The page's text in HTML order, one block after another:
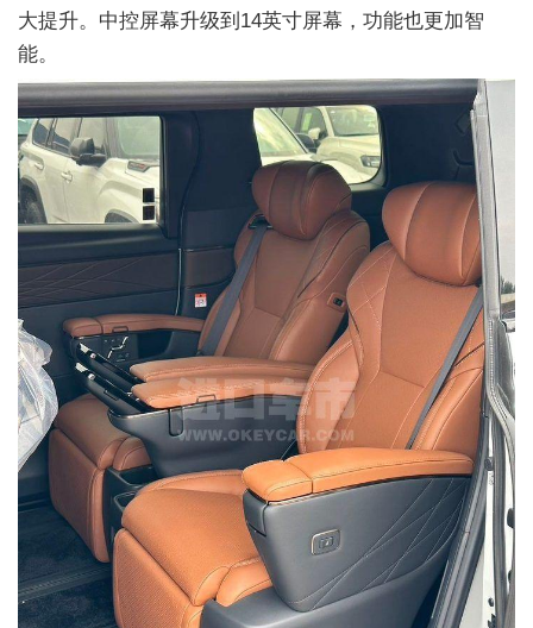
大提升。中控屏幕升级到14英寸屏幕，功能也更加智
能。